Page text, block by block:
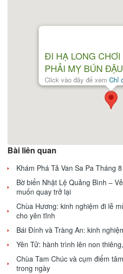
ĐI HẠ LONG CHƠI
PHẢI MỴ BÚN ĐẬU
Click vào đây để xem Chỉ
Bài liên quan
Khám Phá Tả Van Sa Pa Tháng
Bờ biển Nhật Lệ Quảng Bình –
muốn quay trở lại
Chùa Hương: kinh nghiệm đi lễ
cho yên tĩnh
Bái Đính và Tràng An: kinh
Yên Tử: hành trình lên non
Chùa Tam Chúc và cụm điểm
trong ngày